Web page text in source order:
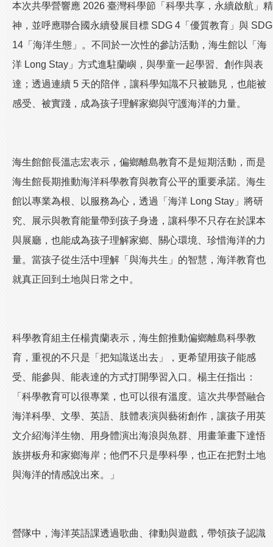
本次共學營響應 2026 臺灣科學節「科學共享，永續啟航」精
神，並呼應聯合國永續發展目標 SDG 4「優質教育」與 SDG
14「海洋生態」。不同於一次性的參訪活動，海生館以「海
洋 Long Stay」方式進駐蘭嶼，與學童一起學習、創作與表
達；透過連續 5 天的陪伴，讓科學知識不只被聽見，也能被
感受、被實踐，成為孩子理解家鄉與守護海洋的力量。
海生館館長溫志宏表示，偏鄉離島教育不是短期活動，而是
海生館長期推動海洋科學教育與教育公平的重要承諾。海生
館以專業為根、以服務為心，透過「海洋 Long Stay」將研
究、展示與教育能量帶到孩子身邊，讓科學不只存在於課本
與展廳，也能成為孩子理解家鄉、關心環境、珍惜海洋的力
量。當孩子從生活中理解「與海共生」的智慧，海洋教育也
就真正回到土地與日常之中。
科學教育組主任楊貴蘭表示，海生館推動偏鄉離島科學教
育，重視的不只是「把知識送出去」，更希望用孩子能感
受、能參與、能表達的方式打開學習入口。楊主任指出：
「科學教育可以很專業，也可以很有溫度。這次共學營融合
海洋科學、文學、英語、肢體表演與藝術創作，讓孩子用英
文介紹海洋生物、用身體演出海浪與魚群、用畫筆畫下達悟
族拼板舟和家鄉海岸；他們不只是學科學，也正在把對土地
與海洋的情感說出來。」
營隊中，海洋英語課透過歌曲、律動與遊戲，帶領孩子認識